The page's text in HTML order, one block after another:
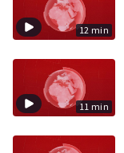
12 min
11 min